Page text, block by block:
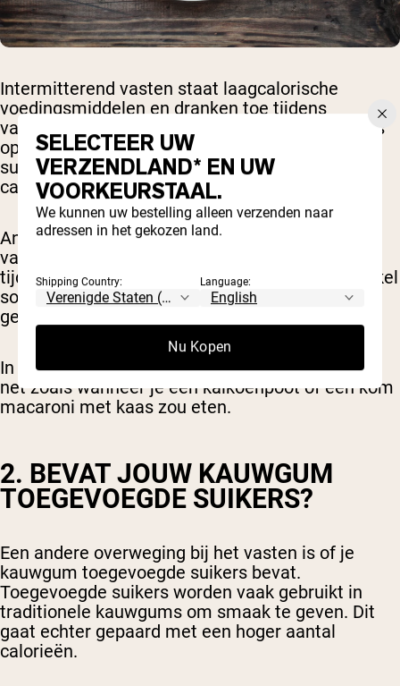
Intermitterend vasten staat laagcalorische
voedingsmiddelen en dranken toe tijdens
vastenperiodes, zolang ze geen insuline-respons
opwekken. In dat geval is het prima om een
suikervrije kauwgum te kiezen die weinig
calorieën bevat tijdens je vastenperiode.
Andere vormen van vasten, zoals water-only
vasten en sommige religieuze vasten zoals
tijdens Jom Kipoer en Ramadan, staan geen enkel
soort voedsel of drank toe behalve water, en dat
geldt ook voor gewone of suikervrije kauwgums.
In deze gevallen doorbreekt kauwgum je vasten,
net zoals wanneer je een kalkoenpoot of een kom
macaroni met kaas zou eten.
2. BEVAT JOUW KAUWGUM
TOEGEVOEGDE SUIKERS?
Een andere overweging bij het vasten is of je
kauwgum toegevoegde suikers bevat.
Toegevoegde suikers worden vaak gebruikt in
traditionele kauwgums om smaak te geven. Dit
gaat echter gepaard met een hoger aantal
calorieën.
SELECTEER UW
VERZENDLAND* EN UW
VOORKEURSTAAL.
We kunnen uw bestelling alleen verzenden naar
adressen in het gekozen land.
Shipping Country: Language:
Nu Kopen